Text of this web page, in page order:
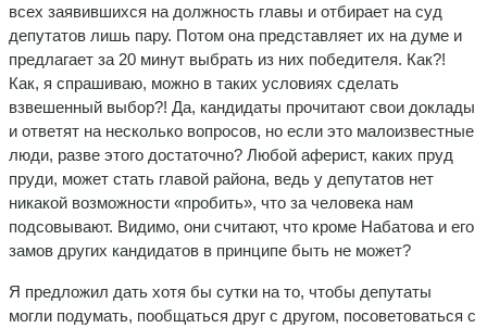
всех заявившихся на должность главы и отбирает на суд
депутатов лишь пару. Потом она представляет их на думе и
предлагает за 20 минут выбрать из них победителя. Как?!
Как, я спрашиваю, можно в таких условиях сделать
взвешенный выбор?! Да, кандидаты прочитают свои доклады
и ответят на несколько вопросов, но если это малоизвестные
люди, разве этого достаточно? Любой аферист, каких пруд
пруди, может стать главой района, ведь у депутатов нет
никакой возможности «пробить», что за человека нам
подсовывают. Видимо, они считают, что кроме Набатова и его
замов других кандидатов в принципе быть не может?
Я предложил дать хотя бы сутки на то, чтобы депутаты
могли подумать, пообщаться друг с другом, посоветоваться с